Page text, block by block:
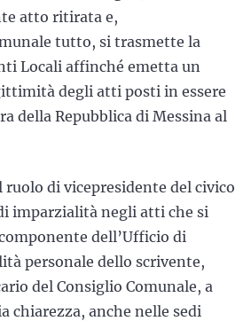
atto ritirata e,
tutto, si trasmette la
Locali affinché emetta un
degli atti posti in essere
della Repubblica di Messina al
di vicepresidente del civico
imparzialità negli atti che si
dell’Ufficio di
personale dello scrivente,
del Consiglio Comunale, a
chiarezza, anche nelle sedi